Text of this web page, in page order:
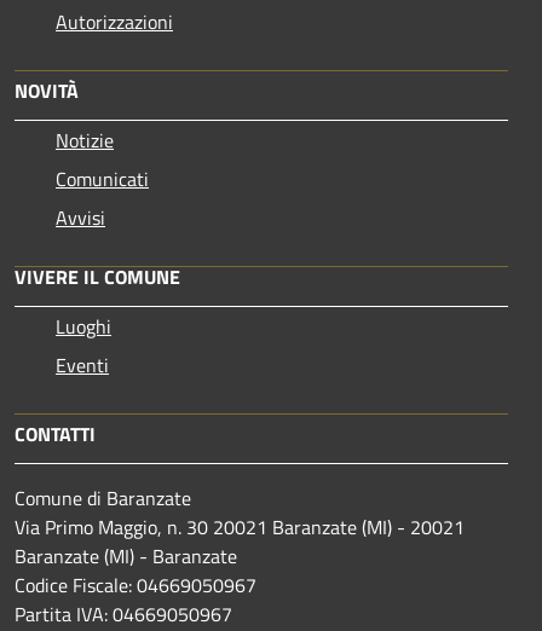
Autorizzazioni
NOVITÀ
Notizie
Comunicati
Avvisi
VIVERE IL COMUNE
Luoghi
Eventi
CONTATTI
Comune di Baranzate
Via Primo Maggio, n. 30 20021 Baranzate (MI) - 20021
Baranzate (MI) - Baranzate
Codice Fiscale: 04669050967
Partita IVA: 04669050967